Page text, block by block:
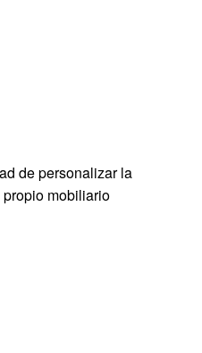
de personalizar la
mobiliario